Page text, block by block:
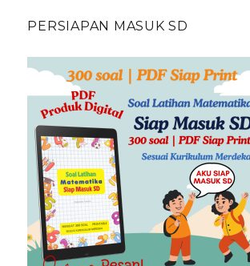
PERSIAPAN MASUK SD